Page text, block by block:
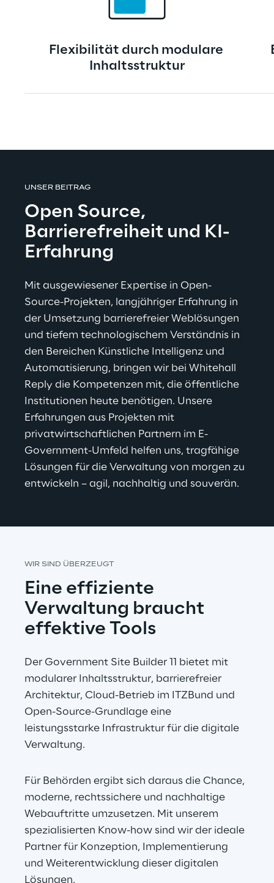
Flexibilität durch modulare
Inhaltsstruktur
UNSER BEITRAG
Open Source,
Barrierefreiheit und KI-
Erfahrung
Mit ausgewiesener Expertise in Open-
Source-Projekten, langjähriger Erfahrung in
der Umsetzung barrierefreier Weblösungen
und tiefem technologischem Verständnis in
den Bereichen Künstliche Intelligenz und
Automatisierung, bringen wir bei Whitehall
Reply die Kompetenzen mit, die öffentliche
Institutionen heute benötigen. Unsere
Erfahrungen aus Projekten mit
privatwirtschaftlichen Partnern im E-
Government-Umfeld helfen uns, tragfähige
Lösungen für die Verwaltung von morgen zu
entwickeln – agil, nachhaltig und souverän.
WIR SIND ÜBERZEUGT
Eine effiziente
Verwaltung braucht
effektive Tools
Der Government Site Builder 11 bietet mit
modularer Inhaltsstruktur, barrierefreier
Architektur, Cloud-Betrieb im ITZBund und
Open-Source-Grundlage eine
leistungsstarke Infrastruktur für die digitale
Verwaltung.
Für Behörden ergibt sich daraus die Chance,
moderne, rechtssichere und nachhaltige
Webauftritte umzusetzen. Mit unserem
spezialisierten Know-how sind wir der ideale
Partner für Konzeption, Implementierung
und Weiterentwicklung dieser digitalen
Lösungen.